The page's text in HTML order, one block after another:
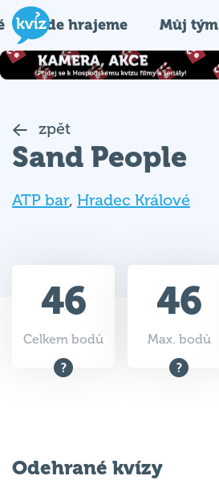
Kde hrajeme Můj tým
zpět
Sand People
ATP bar, Hradec Králové
46
Celkem bodů
46
Max. bodů
Odehrané kvízy